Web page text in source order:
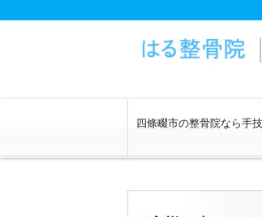
四條畷市の整骨院なら手